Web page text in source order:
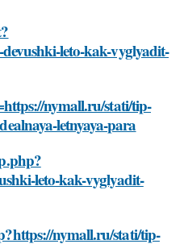
leto-kak-vyglyadit-
nymall.ru/stati/tip-
letnyaya-para
leto-kak-vyglyadit-
nymall.ru/stati/tip-